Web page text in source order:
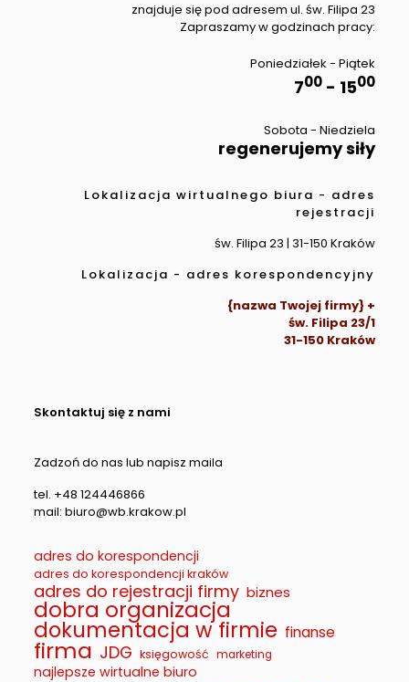
znajduje się pod adresem ul. św. Filipa 23
Zapraszamy w godzinach pracy:
Poniedziałek - Piątek
700 - 1500
Sobota - Niedziela
regenerujemy siły
Lokalizacja wirtualnego biura - adres
rejestracji
św. Filipa 23 | 31-150 Kraków
Lokalizacja - adres korespondencyjny
{nazwa Twojej firmy} +
św. Filipa 23/1
31-150 Kraków
Skontaktuj się z nami
Zadzoń do nas lub napisz maila
tel. +48 124446866
mail: biuro@wb.krakow.pl
adres do korespondencji
adres do korespondencji kraków
adres do rejestracji firmy biznes
dobra organizacja
dokumentacja w firmie finanse
firma JDG księgowość marketing
najlepsze wirtualne biuro